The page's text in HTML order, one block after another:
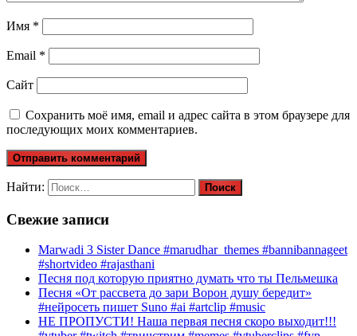
Имя *
Email *
Сайт
Сохранить моё имя, email и адрес сайта в этом браузере для
последующих моих комментариев.
Найти:
Свежие записи
Marwadi 3 Sister Dance #marudhar_themes #bannibannageet
#shortvideo #rajasthani
Песня под которую приятно думать что ты Пельмешка
Песня «От рассвета до зари Ворон душу бередит»
#нейросеть пишет Suno #ai #artclip #music
НЕ ПРОПУСТИ! Наша первая песня скоро выходит!!!